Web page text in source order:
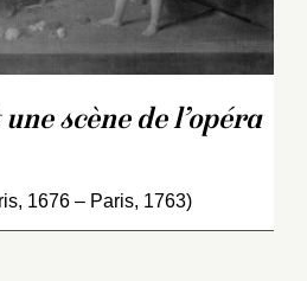
scène de l’opéra
1676 – Paris, 1763)